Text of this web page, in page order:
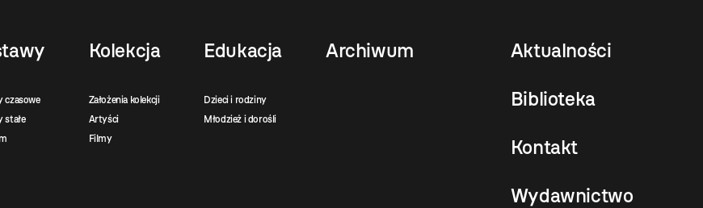
czasowe
stałe
Kolekcja
Założenia kolekcji
Artyści
Filmy
Edukacja
Dzieci i rodziny
Młodzież i dorośli
Archiwum Aktualności
Biblioteka
Kontakt
Wydawnictwo